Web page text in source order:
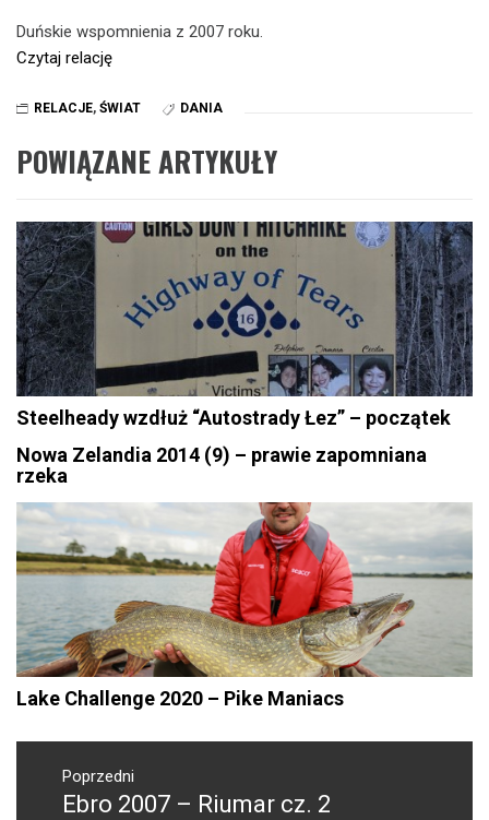
Duńskie wspomnienia z 2007 roku.
Czytaj relację
RELACJE, ŚWIAT DANIA
POWIĄZANE ARTYKUŁY
Steelheady wzdłuż “Autostrady Łez” – początek
Nowa Zelandia 2014 (9) – prawie zapomniana
rzeka
Lake Challenge 2020 – Pike Maniacs
Nawigacja
wpisuPoprzedni
Poprzedni
Ebro 2007 – Riumar cz. 2